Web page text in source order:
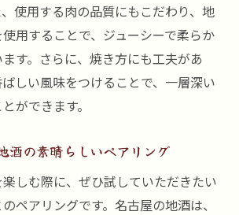
使用する肉の品質にもこだわり、地
用することで、ジューシーで柔らか
す。さらに、焼き方にも工夫があ
しい風味をつけることで、一層深い
ができます。
酒の素晴らしいペアリング
しむ際に、ぜひ試していただきたい
ペアリングです。名古屋の地酒は、